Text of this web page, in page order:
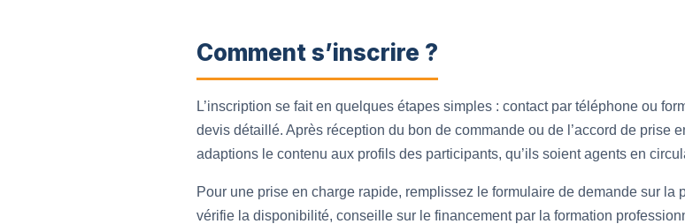
Comment s’inscrire ?
L’inscription se fait en quelques étapes simples : contact par téléphone ou
devis détaillé. Après réception du bon de commande ou de l’accord de prise
adaptions le contenu aux profils des participants, qu’ils soient agents en
Pour une prise en charge rapide, remplissez le formulaire de demande sur
vérifie la disponibilité, conseille sur le financement par la formation